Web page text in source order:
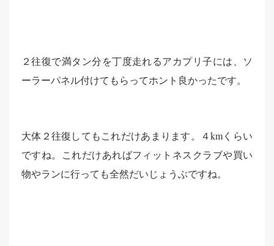
２往復で満タン分を丁度走れるアカプリ子には、ソ
ーラーパネル付けてもらってホント良かったです。
大体２往復してもこれだけあまります。４kmくらい
ですね。これだけあればフィットネスクラブや買い
物やランに行っても全然だいじょうぶですね。